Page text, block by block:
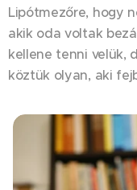
Lipótmezőre, hogy
akik oda voltak
kellene tenni velük,
köztük olyan, aki